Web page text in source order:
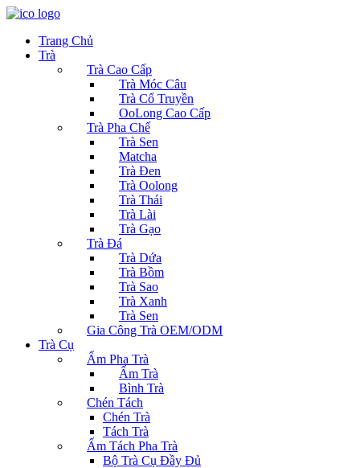
Trang Chủ
Trà
Trà Cao Cấp
Trà Móc Câu
Trà Cổ Truyền
OoLong Cao Cấp
Trà Pha Chế
Trà Sen
Matcha
Trà Đen
Trà Oolong
Trà Thái
Trà Lài
Trà Gạo
Trà Đá
Trà Dứa
Trà Bồm
Trà Sao
Trà Xanh
Trà Sen
Gia Công Trà OEM/ODM
Trà Cụ
Ấm Pha Trà
Ấm Trà
Bình Trà
Chén Tách
Chén Trà
Tách Trà
Ấm Tách Pha Trà
Bộ Trà Cụ Đầy Đủ